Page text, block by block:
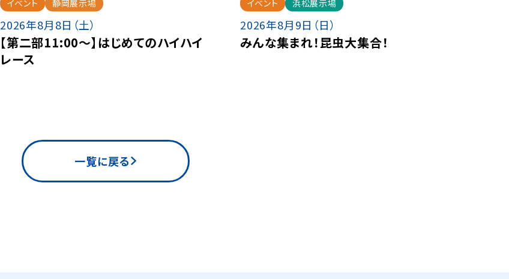
イベント 静岡展示場
2026年8月8日（土）
【第二部11:00～】はじめてのハイハイ
レース
イベント 浜松展示場
2026年8月9日（日）
みんな集まれ！昆虫大集合！
一覧に戻る